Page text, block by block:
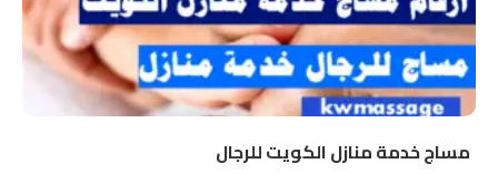
مساج خدمة منازل الكويت للرجال